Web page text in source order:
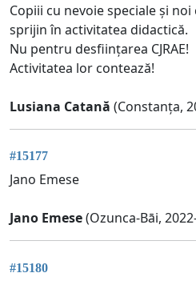
Copiii cu nevoie speciale și
sprijin în activitatea didactică.
Nu pentru desființarea CJRAE!
Activitatea lor contează!
Lusiana Catană (Constanța,
#15177
Jano Emese
Jano Emese(Ozunca-Bāi,
#15180